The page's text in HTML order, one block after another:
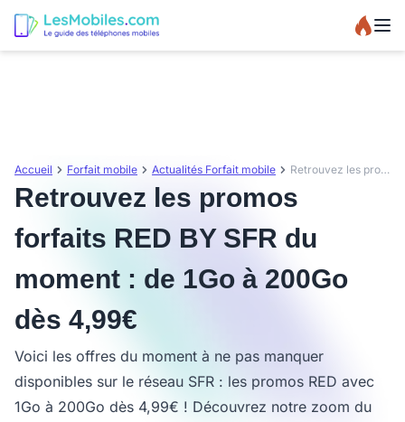
Accueil Forfait mobile Actualités Forfait mobile Retrouvez les promos forfaits RED BY SFR du moment : de 1Go à 200Go dès 4,99€
Retrouvez les promos
forfaits RED BY SFR du
moment : de 1Go à 200Go
dès 4,99€
Voici les offres du moment à ne pas manquer
disponibles sur le réseau SFR : les promos RED avec
1Go à 200Go dès 4,99€ ! Découvrez notre zoom du